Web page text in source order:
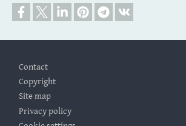
Contact
Copyright
Site map
Privacy policy